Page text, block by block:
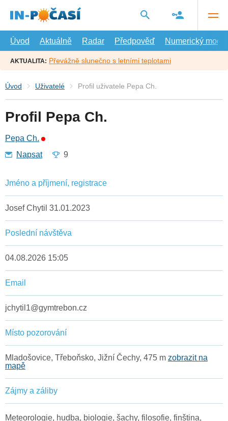
hlavní
Úvod
Aktuálně Radar Předpověď Numerický model
AKTUALITA: Převážně slunečno s letními teplotami
Úvod Uživatelé Profil uživatele Pepa Ch.
Profil Pepa Ch.
Pepa Ch.
Napsat
9
Jméno a příjmení, registrace
Josef Chytil 31.01.2023
Poslední návštěva
04.08.2026 15:05
Email
jchytil1@gymtrebon.cz
Místo pozorování
Mladošovice, Třeboňsko, Jižní Čechy, 475 m zobrazit na
mapě
Zájmy a záliby
Meteorologie, hudba, biologie, šachy, filosofie, finština,